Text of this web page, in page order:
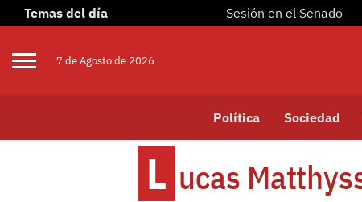
Temas del día Sesión en el Senado
7 deAgostode 2026
Política Sociedad
L Ucas